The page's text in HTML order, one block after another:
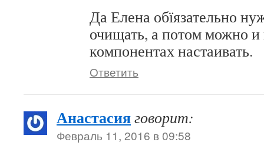
Да Елена обїязательно
очищать, а потом можно и
компонентах настаивать.
Ответить
Анастасияговорит:
Февраль 11, 2016 в 09:58